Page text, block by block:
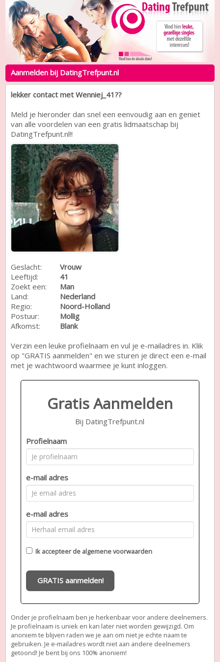
Aanmelden bij DatingTrefpunt.nl
lekker contact met Wenniej_41??
Meld je hieronder dan snel een eenvoudig aan en geniet
van alle voordelen van een gratis lidmaatschap bij
DatingTrefpunt.nl!!
Geslacht:
Vrouw
Leeftijd:
41
Zoekt een:
Man
Land:
Nederland
Regio:
Noord-Holland
Postuur:
Mollig
Afkomst:
Blank
Verzin een leuke profielnaam en vul je e-mailadres in. Klik
op "GRATIS aanmelden" en we sturen je direct een e-mail
met je wachtwoord waarmee je kunt inloggen.
Gratis Aanmelden
Bij DatingTrefpunt.nl
Profielnaam
e-mail adres
e-mail adres
Ik accepteer de algemene voorwaarden
GRATIS aanmelden!
Onder je profielnaam ben je herkenbaar voor andere deelnemers.
Je profielnaam is uniek en kan later niet worden gewijzigd. Om
anoniem te blijven raden we je aan om niet je echte naam te
gebruiken. Je e-mailadres wordt niet aan andere deelnemers
getoond! Je bent bij ons 100% anoniem!